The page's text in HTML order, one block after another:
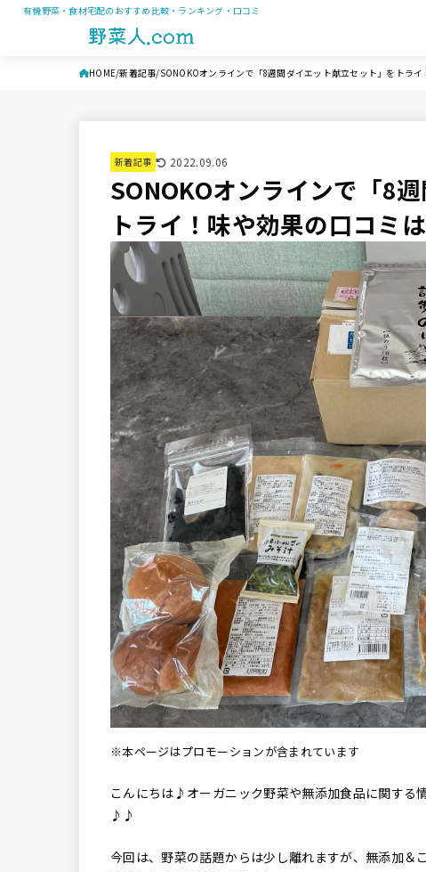
有機野菜・食材宅配のおすすめ比較・ランキング・口コミ
HOME 新着記事 SONOKOオンラインで「8週間ダイエット献立セット」をトライ
新着記事 2022.09.06
SONOKOオンラインで「8
トライ！味や効果の口コミ
※本ページはプロモーションが含まれています
こんにちは♪オーガニック野菜や無添加食品に関する
♪♪
今回は、野菜の話題からは少し離れますが、無添加＆